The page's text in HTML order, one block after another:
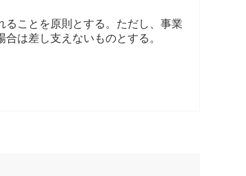
ことを原則とする。ただし、事業
は差し支えないものとする。